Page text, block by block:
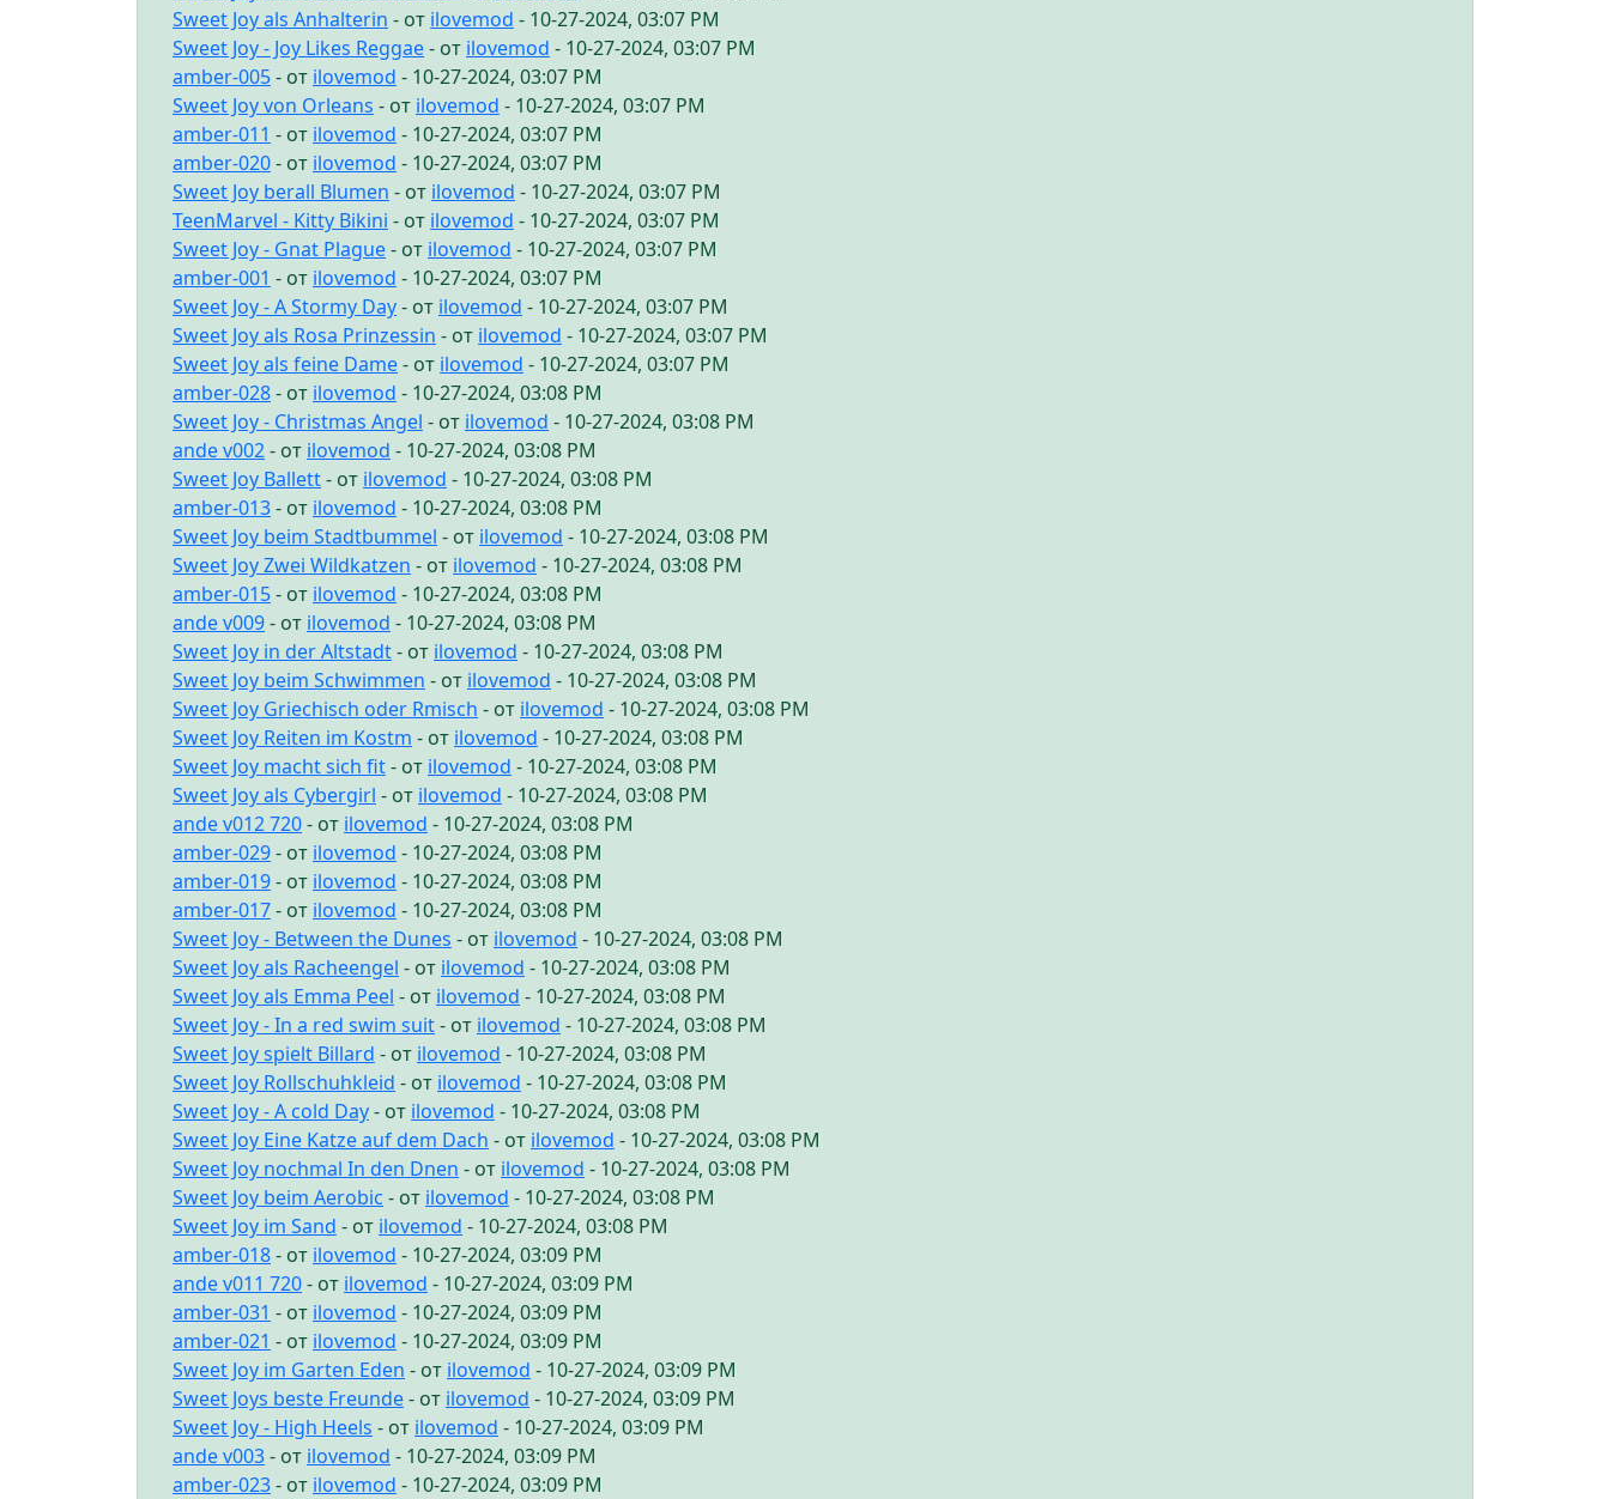
Sweet Joy als Anhalterin - от ilovemod - 10-27-2024, 03:07 PM
Sweet Joy - Joy Likes Reggae- от ilovemod - 10-27-2024, 03:07 PM
amber-005- от ilovemod - 10-27-2024, 03:07 PM
Sweet Joy von Orleans - от ilovemod - 10-27-2024, 03:07 PM
amber-011 - от ilovemod - 10-27-2024, 03:07 PM
amber-020- от ilovemod - 10-27-2024, 03:07 PM
Sweet Joy berall Blumen - от ilovemod - 10-27-2024, 03:07 PM
TeenMarvel - Kitty Bikini - от ilovemod - 10-27-2024, 03:07 PM
Sweet Joy - Gnat Plague- от ilovemod - 10-27-2024, 03:07 PM
amber-001 - от ilovemod - 10-27-2024, 03:07 PM
Sweet Joy - A Stormy Day- от ilovemod - 10-27-2024, 03:07 PM
Sweet Joy als Rosa Prinzessin - от ilovemod - 10-27-2024, 03:07 PM
Sweet Joy als feine Dame- от ilovemod - 10-27-2024, 03:07 PM
amber-028- от ilovemod - 10-27-2024, 03:08 PM
Sweet Joy - Christmas Angel - от ilovemod - 10-27-2024, 03:08 PM
ande v002- от ilovemod - 10-27-2024, 03:08 PM
Sweet Joy Ballett- от ilovemod - 10-27-2024, 03:08 PM
amber-013- от ilovemod - 10-27-2024, 03:08 PM
Sweet Joy beim Stadtbummel - от ilovemod - 10-27-2024, 03:08 PM
Sweet Joy Zwei Wildkatzen - от ilovemod - 10-27-2024, 03:08 PM
amber-015- от ilovemod - 10-27-2024, 03:08 PM
ande v009- от ilovemod - 10-27-2024, 03:08 PM
Sweet Joy in der Altstadt- от ilovemod - 10-27-2024, 03:08 PM
Sweet Joy beim Schwimmen - от ilovemod - 10-27-2024, 03:08 PM
Sweet Joy Griechisch oder Rmisch - от ilovemod - 10-27-2024, 03:08 PM
Sweet Joy Reiten im Kostm - от ilovemod - 10-27-2024, 03:08 PM
Sweet Joy macht sich fit- от ilovemod - 10-27-2024, 03:08 PM
Sweet Joy als Cybergirl - от ilovemod - 10-27-2024, 03:08 PM
ande v012 720- от ilovemod - 10-27-2024, 03:08 PM
amber-029- от ilovemod - 10-27-2024, 03:08 PM
amber-019- от ilovemod - 10-27-2024, 03:08 PM
amber-017- от ilovemod - 10-27-2024, 03:08 PM
Sweet Joy - Between the Dunes - от ilovemod - 10-27-2024, 03:08 PM
Sweet Joy als Racheengel - от ilovemod - 10-27-2024, 03:08 PM
Sweet Joy als Emma Peel - от ilovemod - 10-27-2024, 03:08 PM
Sweet Joy - In a red swim suit- от ilovemod - 10-27-2024, 03:08 PM
Sweet Joy spielt Billard - от ilovemod - 10-27-2024, 03:08 PM
Sweet Joy Rollschuhkleid - от ilovemod - 10-27-2024, 03:08 PM
Sweet Joy - A cold Day- от ilovemod - 10-27-2024, 03:08 PM
Sweet Joy Eine Katze auf dem Dach - от ilovemod - 10-27-2024, 03:08 PM
Sweet Joy nochmal In den Dnen - от ilovemod - 10-27-2024, 03:08 PM
Sweet Joy beim Aerobic - от ilovemod - 10-27-2024, 03:08 PM
Sweet Joy im Sand - от ilovemod - 10-27-2024, 03:08 PM
amber-018- от ilovemod - 10-27-2024, 03:09 PM
ande v011 720- от ilovemod - 10-27-2024, 03:09 PM
amber-031 - от ilovemod - 10-27-2024, 03:09 PM
amber-021 - от ilovemod - 10-27-2024, 03:09 PM
Sweet Joy im Garten Eden - от ilovemod - 10-27-2024, 03:09 PM
Sweet Joys beste Freunde- от ilovemod - 10-27-2024, 03:09 PM
Sweet Joy - High Heels - от ilovemod - 10-27-2024, 03:09 PM
ande v003- от ilovemod - 10-27-2024, 03:09 PM
amber-023- от ilovemod - 10-27-2024, 03:09 PM